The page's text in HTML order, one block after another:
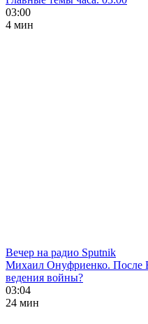
03:00
4 мин
Вечер на радио Sputnik
Михаил Онуфриенко. После
ведения войны?
03:04
24 мин